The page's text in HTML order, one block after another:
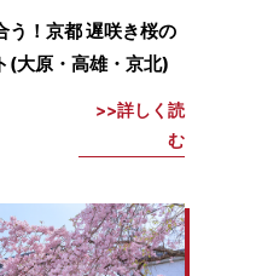
う！京都 遅咲き桜の
(大原・高雄・京北)
詳しく読
む